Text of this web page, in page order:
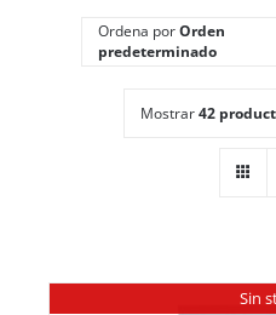
Ordena porOrden
predeterminado
Mostrar42
Sin